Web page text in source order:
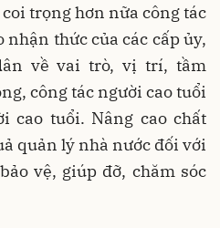
trọng hơn nữa công tác
thức của các cấp ủy,
về vai trò, vị trí, tầm
công tác người cao tuổi
cao tuổi. Nâng cao chất
quản lý nhà nước đối với
vệ, giúp đỡ, chăm sóc